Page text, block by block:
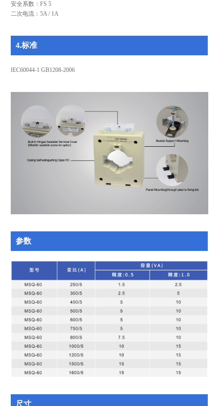
安全系数：FS 5
二次电流：5A / 1A
4.标准
IEC60044-1 GB1208-2006
参数
尺寸